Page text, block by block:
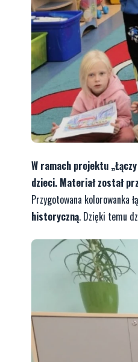
W ramach projektu
dzieci. Materiał został
Przygotowana kolorowanka
historyczną. Dzięki temu